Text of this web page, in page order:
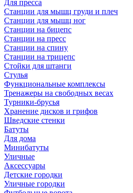
Для пресса
Станции для мышц груди и плеч
Станции для мышц ног
Станции на бицепс
Станции на пресс
Станции на спину
Станции на трицепс
Стойки для штанги
Стулья
Функциональные комплексы
Тренажеры на свободных весах
Турники-брусья
Хранение дисков и грифов
Шведские стенки
Батуты
Для дома
Минибатуты
Уличные
Аксессуары
Детские городки
Уличные городки